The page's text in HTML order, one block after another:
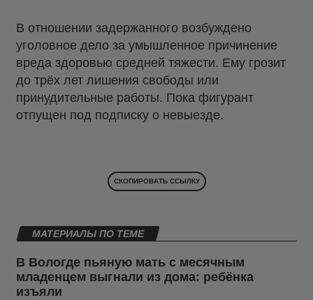
В отношении задержанного возбуждено
уголовное дело за умышленное причинение
вреда здоровью средней тяжести. Ему грозит
до трёх лет лишения свободы или
принудительные работы. Пока фигурант
отпущен под подписку о невыезде.
СКОПИРОВАТЬ ССЫЛКУ
МАТЕРИАЛЫ ПО ТЕМЕ
В Вологде пьяную мать с месячным
младенцем выгнали из дома: ребёнка
изъяли